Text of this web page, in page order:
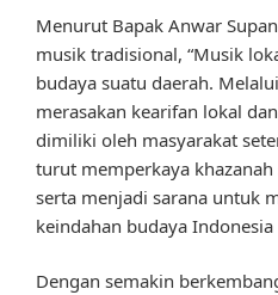
Menurut Bapak Anwar
musik tradisional, “Musik
budaya suatu daerah.
merasakan kearifan lokal
dimiliki oleh masyarakat
turut memperkaya
serta menjadi sarana untuk
keindahan budaya
Dengan semakin